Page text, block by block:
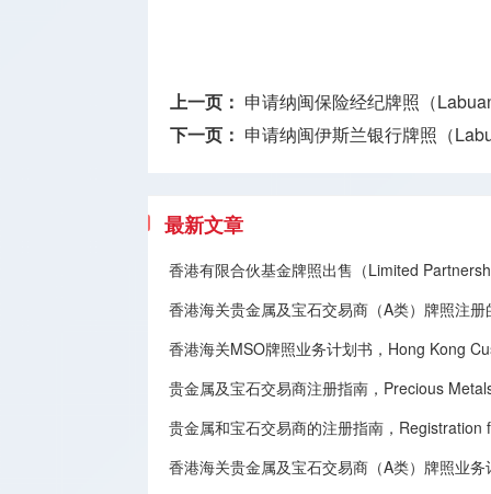
上一页： 申请纳闽保险经纪牌照（
下一页： 申请纳闽伊斯兰银行牌照（
最新文章
香港有限合伙基金牌照出售（Limited
香港海关贵金属及宝石交易商（A类）牌照注册
香港海关MSO牌照业务计划书，Hong Kong
贵金属及宝石交易商注册指南，Precious
贵金属和宝石交易商的注册指南，
香港海关贵金属及宝石交易商（A类）牌照业